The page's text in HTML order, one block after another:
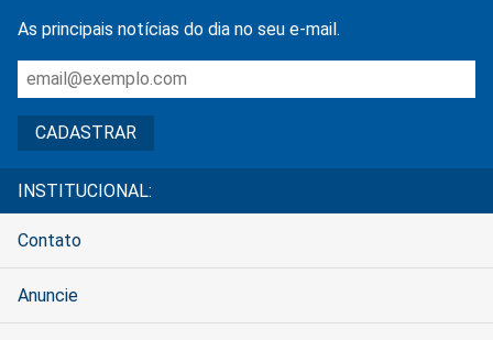
As principais notícias do dia no seu e-mail.
INSTITUCIONAL:
Contato
Anuncie